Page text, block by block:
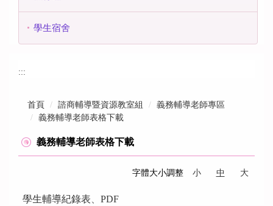
學生宿舍
:::
首頁 諮商輔導暨資源教室組
義務輔導老師專區
義務輔導老師表格下載
義務輔導老師表格下載
字體大小調整 小 中 大
學生輔導紀錄表、 PDF